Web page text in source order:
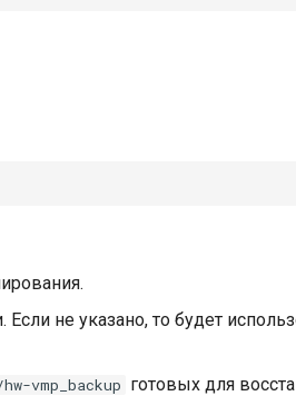
не указано, то будет
vmp_backup готовых для